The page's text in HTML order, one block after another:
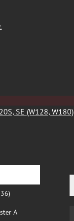
SE (W128, W180)
A